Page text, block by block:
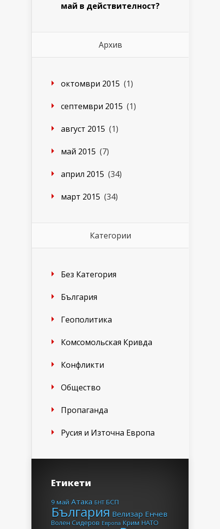
май в действителност?
Архив
октомври 2015 (1)
септември 2015 (1)
август 2015 (1)
май 2015 (7)
април 2015 (34)
март 2015 (34)
Категории
Без Категория
България
Геополитика
Комсомольская Кривда
Конфликти
Общество
Пропаганда
Русия и Източна Европа
Етикети
9 май Атака БНТ БСП
България Велизар Енчев
Волен Сидеров Европа Крим НАТО